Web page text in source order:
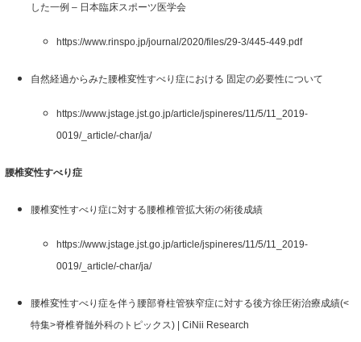
した一例 – 日本臨床スポーツ医学会
https://www.rinspo.jp/journal/2020/files/29-3/445-449.pdf
自然経過からみた腰椎変性すべり症における 固定の必要性について
https://www.jstage.jst.go.jp/article/jspineres/11/5/11_2019-
0019/_article/-char/ja/
腰椎変性すべり症
腰椎変性すべり症に対する腰椎椎管拡大術の術後成績
https://www.jstage.jst.go.jp/article/jspineres/11/5/11_2019-
0019/_article/-char/ja/
腰椎変性すべり症を伴う腰部脊柱管狭窄症に対する後方徐圧術治療成績(<
特集>脊椎脊髄外科のトピックス) | CiNii Research